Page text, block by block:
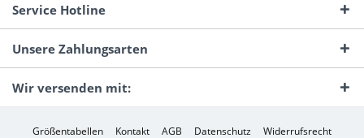
Service Hotline
Unsere Zahlungsarten
Wir versenden mit:
Größentabellen Kontakt AGB Datenschutz Widerrufsrecht